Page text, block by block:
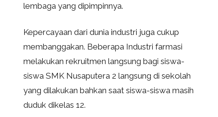
lembaga yang dipimpinnya.
Kepercayaan dari dunia industri juga cukup
membanggakan. Beberapa Industri farmasi
melakukan rekruitmen langsung bagi siswa-
siswa SMK Nusaputera 2 langsung di sekolah
yang dilakukan bahkan saat siswa-siswa masih
duduk dikelas 12.